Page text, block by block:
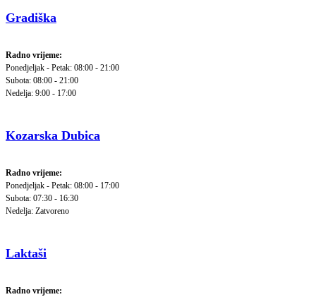
Gradiška
Radno vrijeme:
Ponedjeljak - Petak: 08:00 - 21:00
Subota: 08:00 - 21:00
Nedelja: 9:00 - 17:00
Kozarska Dubica
Radno vrijeme:
Ponedjeljak - Petak: 08:00 - 17:00
Subota: 07:30 - 16:30
Nedelja: Zatvoreno
Laktaši
Radno vrijeme: